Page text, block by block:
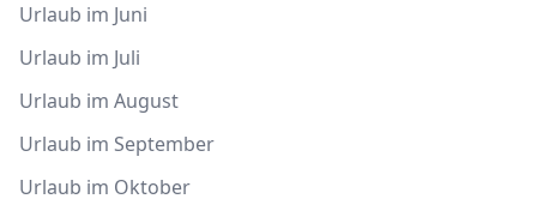
Urlaub im Juni
Urlaub im Juli
Urlaub im August
Urlaub im September
Urlaub im Oktober